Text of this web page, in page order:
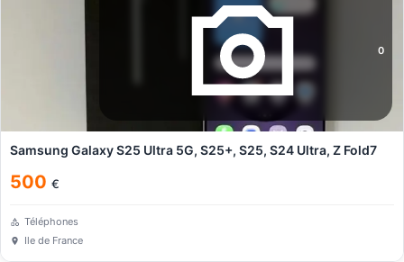
0
Samsung Galaxy S25 Ultra 5G, S25+, S25, S24 Ultra, Z Fold7
500 €
Téléphones
Ile de France